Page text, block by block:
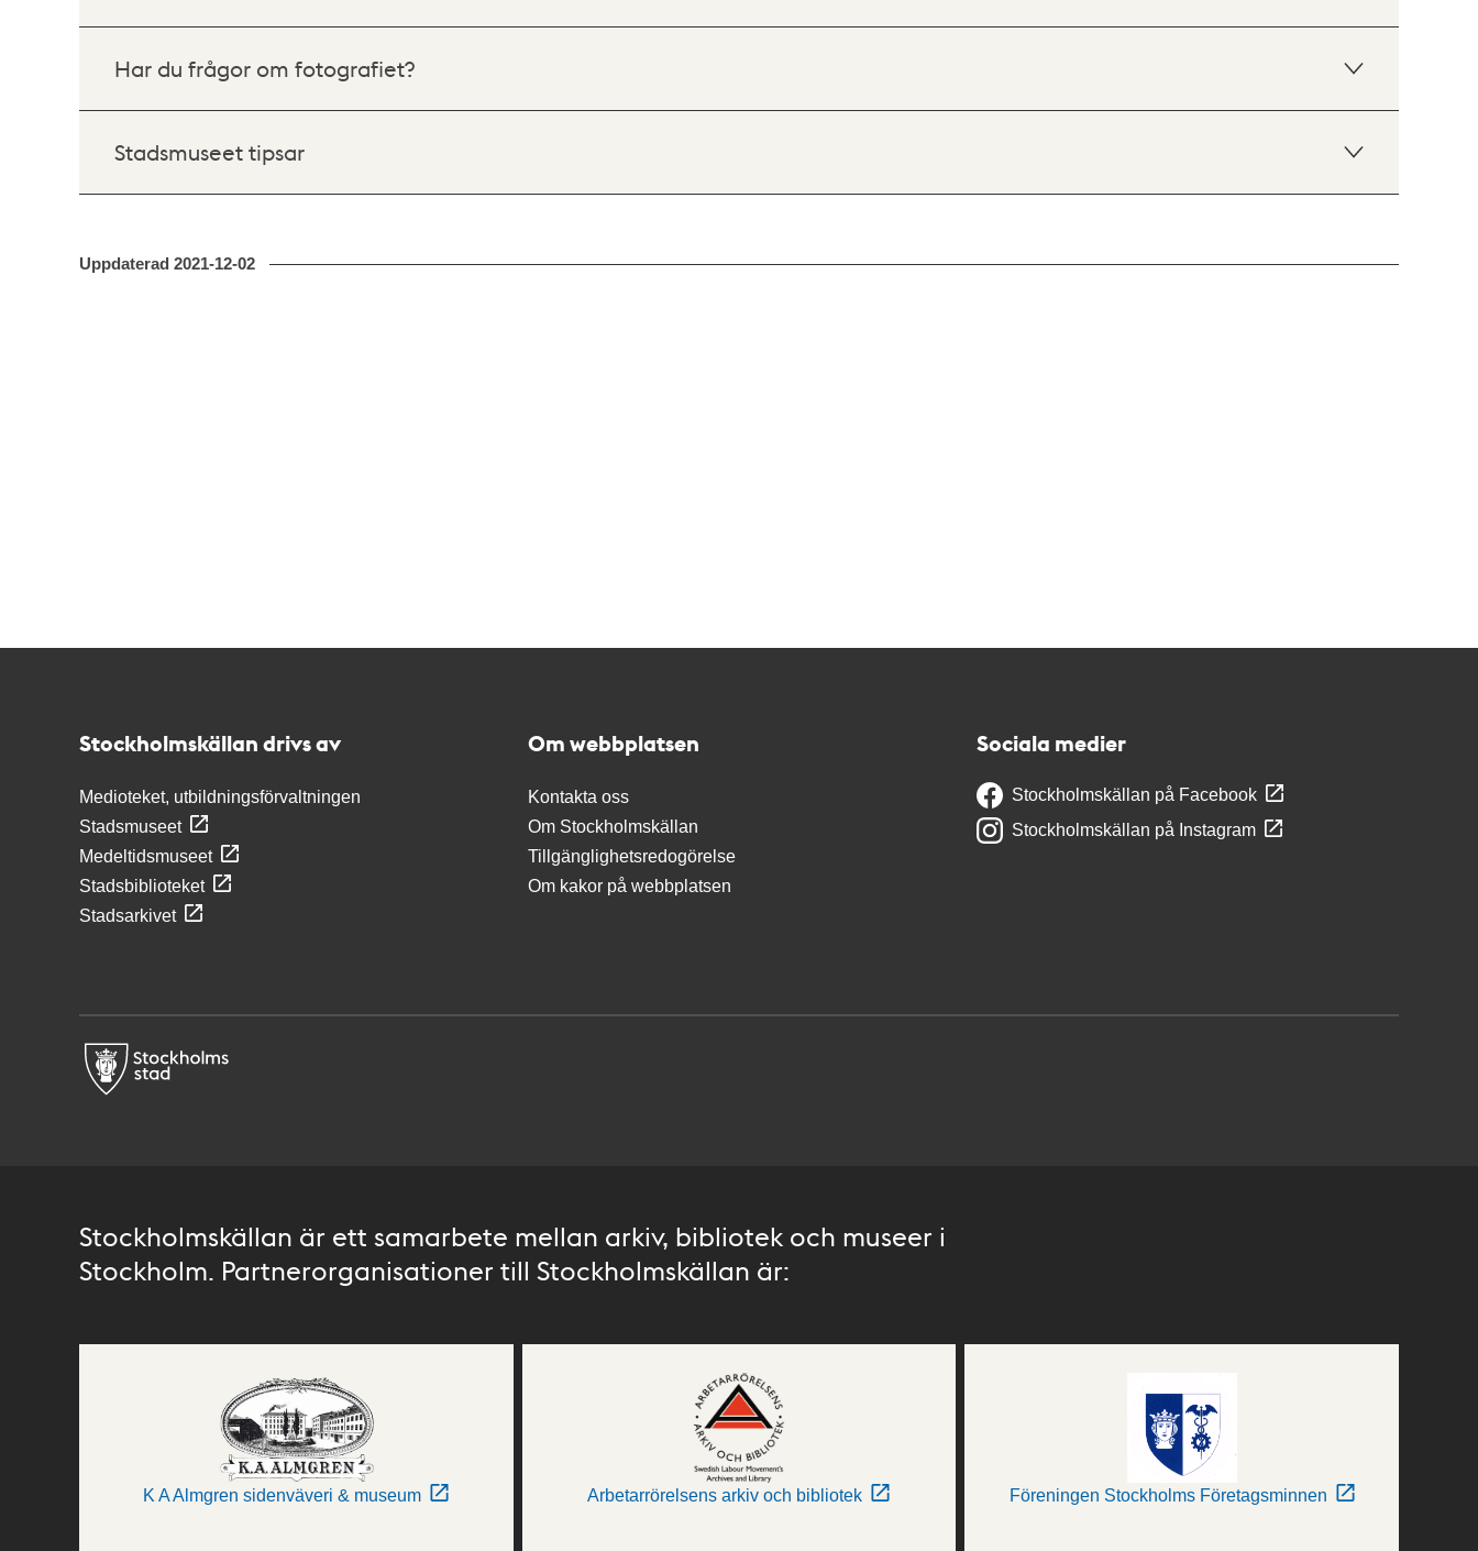
Har du frågor om fotografiet?
Stadsmuseet tipsar
Uppdaterad 2021-12-02
Stockholmskällan drivs av
Medioteket, utbildningsförvaltningen
Stadsmuseet
Medeltidsmuseet
Stadsbiblioteket
Stadsarkivet
Om webbplatsen
Kontakta oss
Om Stockholmskällan
Tillgänglighetsredogörelse
Om kakor på webbplatsen
Sociala medier
Stockholmskällan på Facebook
Stockholmskällan på Instagram
Stockholmskällan är ett samarbete mellan arkiv, bibliotek och museer i
Stockholm. Partnerorganisationer till Stockholmskällan är:
K A Almgren sidenväveri & museum Arbetarrörelsens arkiv och bibliotek Föreningen Stockholms Företagsminnen